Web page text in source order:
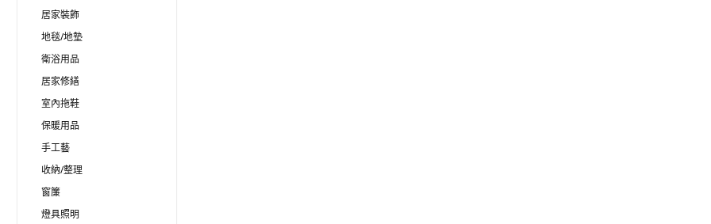
居家裝飾
地毯/地墊
衛浴用品
居家修繕
室內拖鞋
保暖用品
手工藝
收納/整理
窗簾
燈具照明